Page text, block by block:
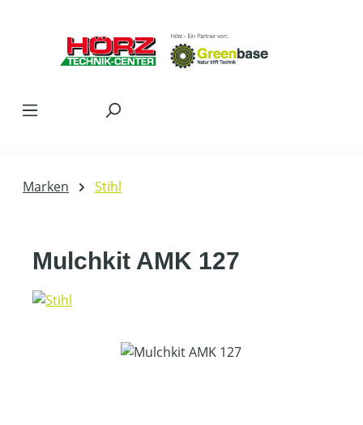
Marken Stihl
Mulchkit AMK 127
Bildergalerie überspringen